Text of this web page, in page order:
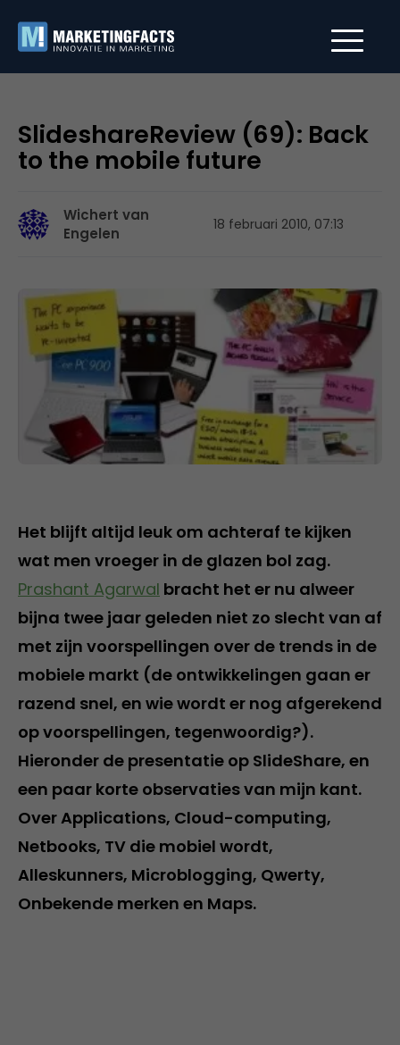
SlideshareReview (69): Back
to the mobile future
Wichert van
Engelen
18 februari 2010, 07:13
Het blijft altijd leuk om achteraf te kijken
wat men vroeger in de glazen bol zag.
Prashant Agarwal bracht het er nu alweer
bijna twee jaar geleden niet zo slecht van af
met zijn voorspellingen over de trends in de
mobiele markt (de ontwikkelingen gaan er
razend snel, en wie wordt er nog afgerekend
op voorspellingen, tegenwoordig?).
Hieronder de presentatie op SlideShare, en
een paar korte observaties van mijn kant.
Over Applications, Cloud-computing,
Netbooks, TV die mobiel wordt,
Alleskunners, Microblogging, Qwerty,
Onbekende merken en Maps.